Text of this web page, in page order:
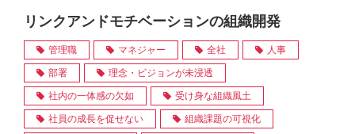
リンクアンドモチベーションの組織開発
管理職 マネジャー 全社 人事
部署 理念・ビジョンが未浸透
社内の一体感の欠如 受け身な組織風土
社員の成長を促せない 組織課題の可視化